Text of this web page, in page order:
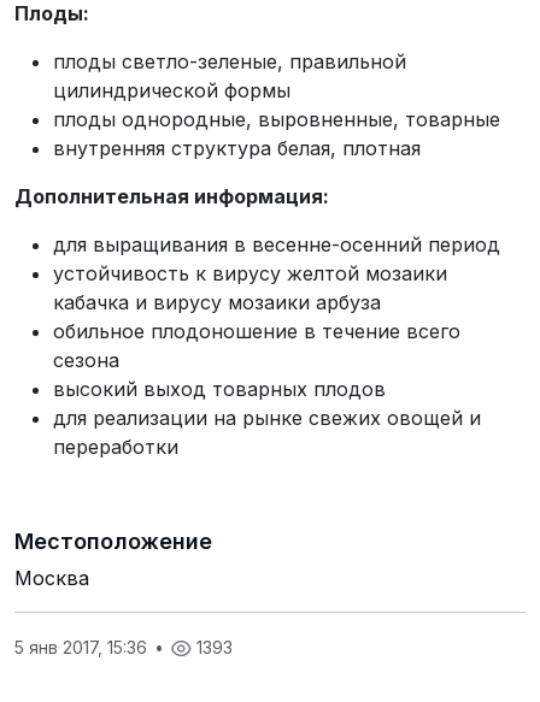
Плоды:
плоды светло-зеленые, правильной
цилиндрической формы
плоды однородные, выровненные, товарные
внутренняя структура белая, плотная
Дополнительная информация:
для выращивания в весенне-осенний период
устойчивость к вирусу желтой мозаики
кабачка и вирусу мозаики арбуза
обильное плодоношение в течение всего
сезона
высокий выход товарных плодов
для реализации на рынке свежих овощей и
переработки
Местоположение
Москва
5 янв 2017, 15:36 • 1393